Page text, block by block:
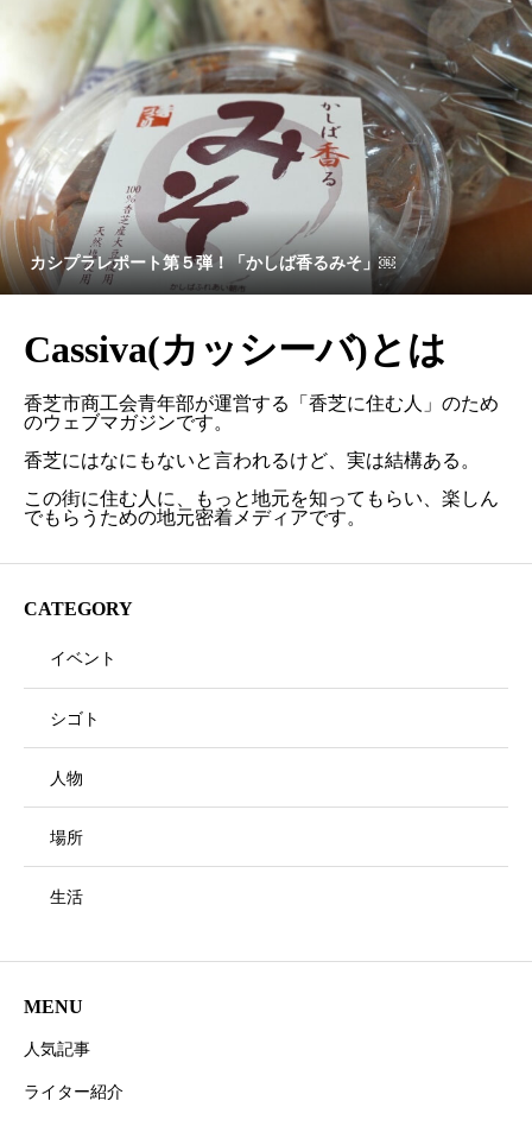
カシプラレポート第５弾！「かしば香るみそ」￼
Cassiva(カッシーバ)とは
香芝市商工会青年部が運営する「香芝に住む人」のため
のウェブマガジンです。
香芝にはなにもないと言われるけど、実は結構ある。
この街に住む人に、もっと地元を知ってもらい、楽しん
でもらうための地元密着メディアです。
CATEGORY
イベント
シゴト
人物
場所
生活
MENU
人気記事
ライター紹介